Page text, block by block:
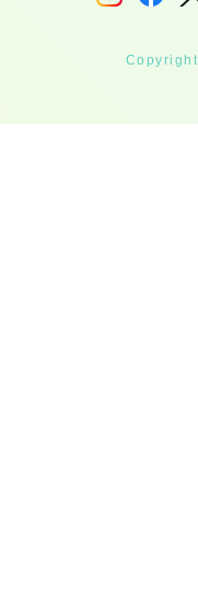
Copyright